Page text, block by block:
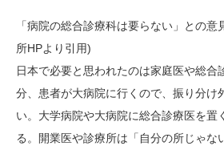
「病院の総合診療科は要らない」との
所HPより引用)
日本で必要と思われたのは家庭医や総合
分、患者が大病院に行くので、振り分け
い。大学病院や大病院に総合診療医を置
る。開業医や診療所は「自分の所じゃな